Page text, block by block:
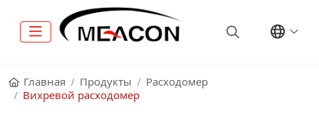
Главная Продукты
Расходомер
Вихревой расходомер